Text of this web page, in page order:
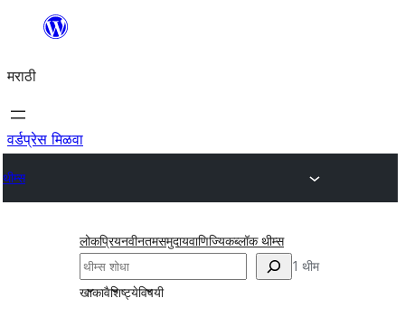
सामुग्रीवर
मराठी
वर्डप्रेस मिळवा
थीम्स
लोकप्रियनवीनतमसमुदायवाणिज्यिकब्लॉक थीम्स
शोधा
1 थीम
खाकावैशिष्ट्येविषयी